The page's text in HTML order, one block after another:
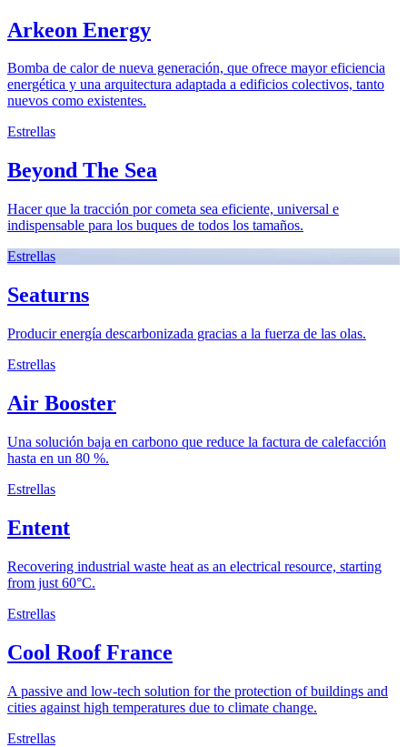
Arkeon Energy
Bomba de calor de nueva generación, que ofrece mayor eficiencia
energética y una arquitectura adaptada a edificios colectivos, tanto
nuevos como existentes.
Estrellas
Beyond The Sea
Hacer que la tracción por cometa sea eficiente, universal e
indispensable para los buques de todos los tamaños.
Estrellas
Seaturns
Producir energía descarbonizada gracias a la fuerza de las olas.
Estrellas
Air Booster
Una solución baja en carbono que reduce la factura de calefacción
hasta en un 80 %.
Estrellas
Entent
Recovering industrial waste heat as an electrical resource, starting
from just 60°C.
Estrellas
Cool Roof France
A passive and low-tech solution for the protection of buildings and
cities against high temperatures due to climate change.
Estrellas